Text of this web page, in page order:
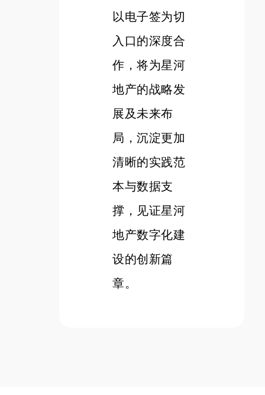
以电子签为切
入口的深度合
作，将为星河
地产的战略发
展及未来布
局，沉淀更加
清晰的实践范
本与数据支
撑，见证星河
地产数字化建
设的创新篇
章。